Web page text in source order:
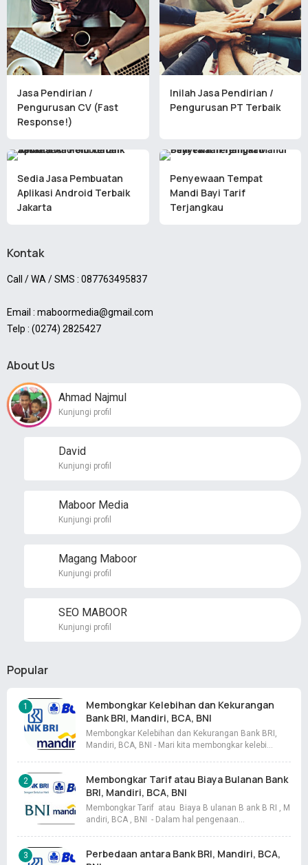
Jasa Pendirian /
Pengurusan CV (Fast
Response!)
Inilah Jasa Pendirian /
Pengurusan PT Terbaik
Sedia Jasa Pembuatan
Aplikasi Android Terbaik
Jakarta
Penyewaan Tempat
Mandi Bayi Tarif
Terjangkau
Kontak
Call / WA / SMS : 087763495837
Email : maboormedia@gmail.com
Telp : (0274) 2825427
About Us
Ahmad Najmul
Kunjungi profil
David
Kunjungi profil
Maboor Media
Kunjungi profil
Magang Maboor
Kunjungi profil
SEO MABOOR
Kunjungi profil
Popular
Membongkar Kelebihan dan Kekurangan
Bank BRI, Mandiri, BCA, BNI
Membongkar Kelebihan dan Kekurangan Bank BRI,
Mandiri, BCA, BNI - Mari kita membongkar kelebi…
Membongkar Tarif atau Biaya Bulanan Bank
BRI, Mandiri, BCA, BNI
Membongkar Tarif atau Biaya B ulanan B ank B RI , M
andiri, BCA , BNI - Dalam hal pengenaan…
Perbedaan antara Bank BRI, Mandiri, BCA,